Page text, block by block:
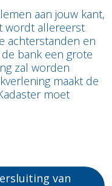
aan jouw kant,
wordt allereerst
achterstanden en
bank een grote
zal worden
maakt de
moet
van